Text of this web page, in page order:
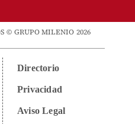
© GRUPO MILENIO 2026
Directorio
Privacidad
Aviso Legal